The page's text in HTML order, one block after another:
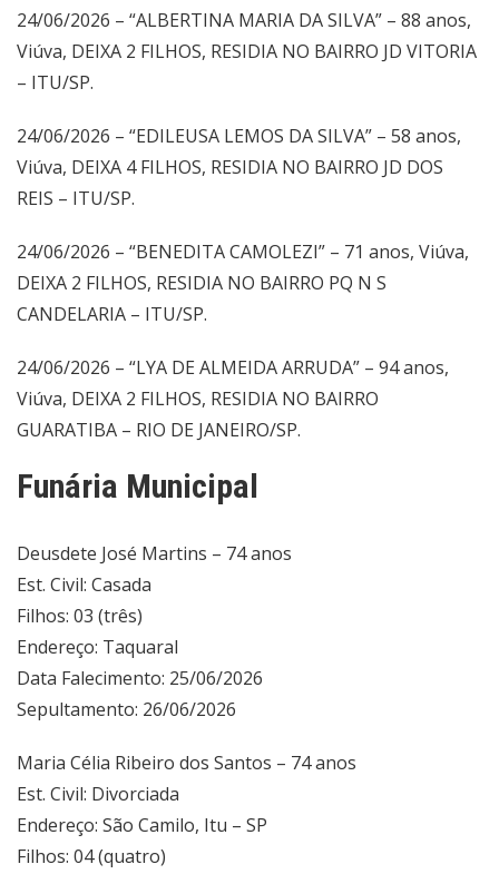
24/06/2026 – “ALBERTINA MARIA DA SILVA” – 88 anos,
Viúva, DEIXA 2 FILHOS, RESIDIA NO BAIRRO JD VITORIA
– ITU/SP.
24/06/2026 – “EDILEUSA LEMOS DA SILVA” – 58 anos,
Viúva, DEIXA 4 FILHOS, RESIDIA NO BAIRRO JD DOS
REIS – ITU/SP.
24/06/2026 – “BENEDITA CAMOLEZI” – 71 anos, Viúva,
DEIXA 2 FILHOS, RESIDIA NO BAIRRO PQ N S
CANDELARIA – ITU/SP.
24/06/2026 – “LYA DE ALMEIDA ARRUDA” – 94 anos,
Viúva, DEIXA 2 FILHOS, RESIDIA NO BAIRRO
GUARATIBA – RIO DE JANEIRO/SP.
Funária Municipal
Deusdete José Martins – 74 anos
Est. Civil: Casada
Filhos: 03 (três)
Endereço: Taquaral
Data Falecimento: 25/06/2026
Sepultamento: 26/06/2026
Maria Célia Ribeiro dos Santos – 74 anos
Est. Civil: Divorciada
Endereço: São Camilo, Itu – SP
Filhos: 04 (quatro)